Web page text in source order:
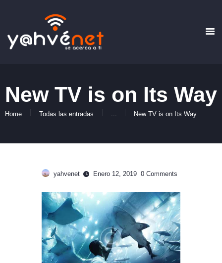
New TV is on Its Way
Home Todas las entradas ... New TV is on Its Way
HOME
QUIENES SOMOS
yahvenet Enero 12, 2019 0 Comments